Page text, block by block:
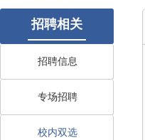
招聘相关
招聘信息
专场招聘
校内双选